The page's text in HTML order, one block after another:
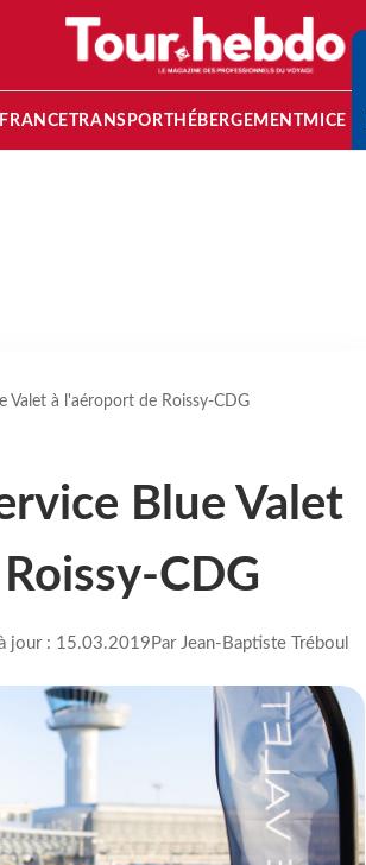
FRANCETRANSPORT HÉBERGEMENTMICE
Valet à l'aéroport de Roissy-CDG
Blue Valet
CDG
jour : 15.03.2019 Par Jean-Baptiste Tréboul